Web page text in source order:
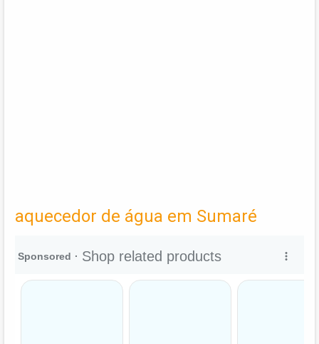
aquecedor de água em Sumaré